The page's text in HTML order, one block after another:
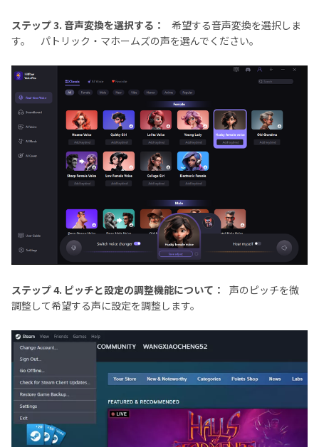
ステップ 3. 音声変換を選択する：
希望する音声変換を選択しま
す。 パトリック・マホームズの声を選んでください。
ステップ 4. ピッチと設定の調整機能について：
声のピッチを微
調整して希望する声に設定を調整します。